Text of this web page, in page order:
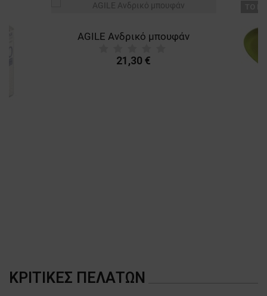
AGILE Ανδρικό μπουφάν
21,30 €
ΚΡΙΤΙΚΈΣ ΠΕΛΑΤΏΝ